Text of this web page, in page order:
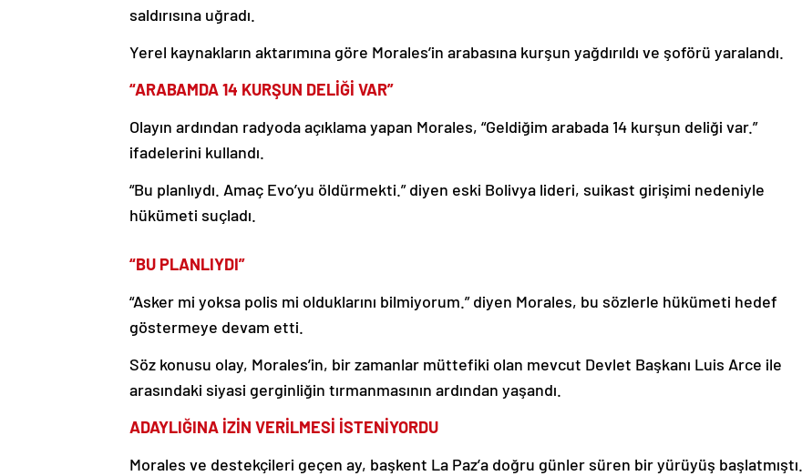
saldırısına uğradı.
Yerel kaynakların aktarımına göre Morales’in arabasına kurşun yağdırıldı ve şoförü yaralandı.
“ARABAMDA 14 KURŞUN DELİĞİ VAR”
Olayın ardından radyoda açıklama yapan Morales, “Geldiğim arabada 14 kurşun deliği var.”
ifadelerini kullandı.
“Bu planlıydı. Amaç Evo’yu öldürmekti.” diyen eski Bolivya lideri, suikast girişimi nedeniyle
hükümeti suçladı.
“BU PLANLIYDI”
“Asker mi yoksa polis mi olduklarını bilmiyorum.” diyen Morales, bu sözlerle hükümeti hedef
göstermeye devam etti.
Söz konusu olay, Morales’in, bir zamanlar müttefiki olan mevcut Devlet Başkanı Luis Arce ile
arasındaki siyasi gerginliğin tırmanmasının ardından yaşandı.
ADAYLIĞINA İZİN VERİLMESİ İSTENİYORDU
Morales ve destekçileri geçen ay, başkent La Paz’a doğru günler süren bir yürüyüş başlatmıştı.